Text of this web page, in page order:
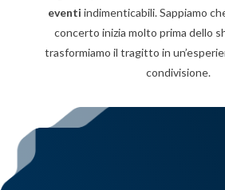
eventi indimenticabili. Sappiamo
concerto inizia molto prima dello
trasformiamo il tragitto in
condivisione.